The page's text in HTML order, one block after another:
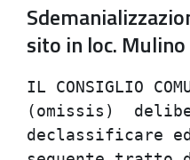
sito in loc.
IL
(omissis)